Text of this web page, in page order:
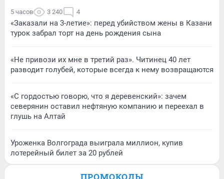
5 часов 3 240 4
«Заказали на 3-летие»: перед убийством жены в Казани
турок забрал торт на день рождения сына
«Не привози их мне в третий раз». Читинец 40 лет
разводит голубей, которые всегда к нему возвращаются
«С гордостью говорю, что я деревенский»: зачем
северянин оставил нефтяную компанию и переехал в
глушь на Алтай
Уроженка Волгограда выиграла миллион, купив
лотерейный билет за 20 рублей
ПРОМОКОДЫ